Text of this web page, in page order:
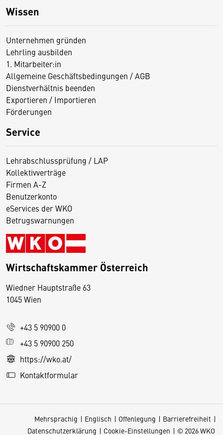
Wissen
Unternehmen gründen
Lehrling ausbilden
1. Mitarbeiter:in
Allgemeine Geschäftsbedingungen / AGB
Dienstverhältnis beenden
Exportieren / Importieren
Förderungen
Service
Lehrabschlussprüfung / LAP
Kollektivverträge
Firmen A-Z
Benutzerkonto
eServices der WKO
Betrugswarnungen
Wirtschaftskammer Österreich
Wiedner Hauptstraße 63
1045 Wien
+43 5 90900 0
+43 5 90900 250
https://wko.at/
Kontaktformular
Mehrsprachig Englisch Offenlegung
Barrierefreiheit
Datenschutzerklärung
Cookie-Einstellungen © 2026 WKO
D
s
e
S
e